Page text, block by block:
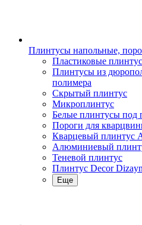
Плинтусы напольные,
Пластиковые
Плинтусы из
полимера
Скрытый плинтус
Микроплинтус
Белые плинтусы
Пороги для
Кварцевый плинтус
Алюминиевый
Теневой плинтус
Плинтус Decor Dizayn
Еще